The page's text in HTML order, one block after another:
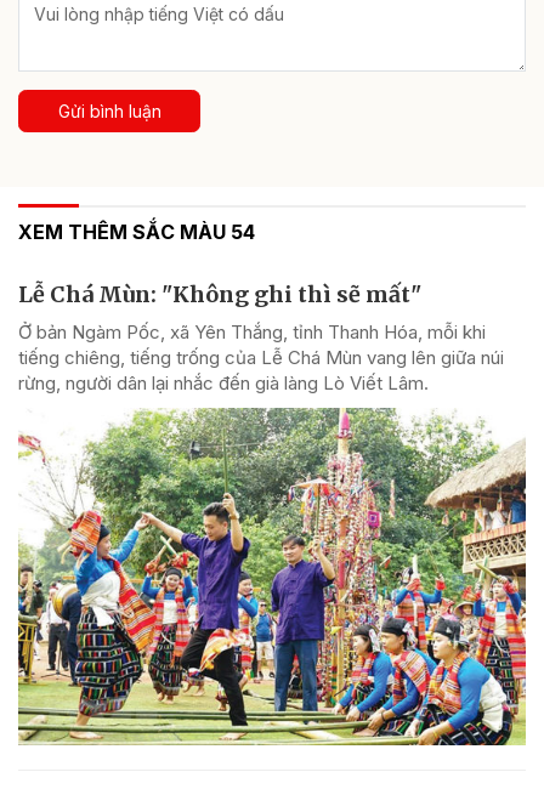
Gửi bình luận
XEM THÊM SẮC MÀU 54
Lễ Chá Mùn: "Không ghi thì sẽ mất"
Ở bản Ngàm Pốc, xã Yên Thắng, tỉnh Thanh Hóa, mỗi khi
tiếng chiêng, tiếng trống của Lễ Chá Mùn vang lên giữa núi
rừng, người dân lại nhắc đến già làng Lò Viết Lâm.